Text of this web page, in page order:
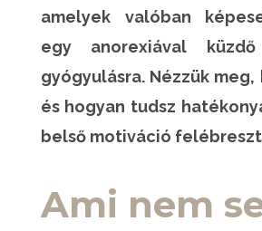
amelyek valóban
egy anorexiával
gyógyulásra. Nézzük meg,
és hogyan tudsz
belső motiváció
Ami nem